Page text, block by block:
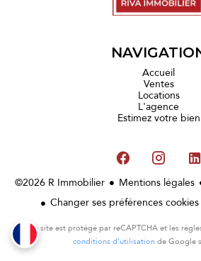
Accueil
Ventes
Locations
L'agence
Estimez votre bien
©2026 R Immobilier Mentions légales
Changer ses préférences cookies
Ce site est protégé par reCAPTCHA et les
conditions d'utilisationde Google